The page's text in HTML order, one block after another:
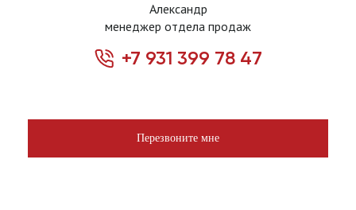
Александр
менеджер отдела продаж
+7 931 399 78 47
Перезвоните мне